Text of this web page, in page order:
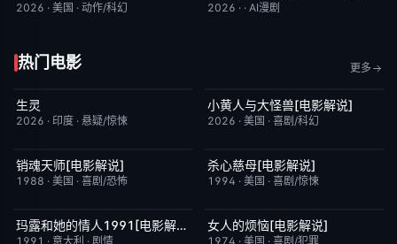
2026 · 美国 · 动作/科幻 2026 · · AI漫剧
热门电影 更多
今日更新
生灵
2026 · 印度 · 悬疑/惊悚
已完结
小黄人与大怪兽[电影解说]
2026 · 美国 · 喜剧/科幻
已完结
销魂天师[电影解说]
1988 · 美国 · 喜剧/恐怖
已完结
杀心慈母[电影解说]
1994 · 美国 · 喜剧/惊悚
已完结 6.1玛露和她的情人1991[电影解说]
1991 · 意大利 · 剧情
已完结
女人的烦恼[电影解说]
1974 · 美国 · 喜剧/犯罪